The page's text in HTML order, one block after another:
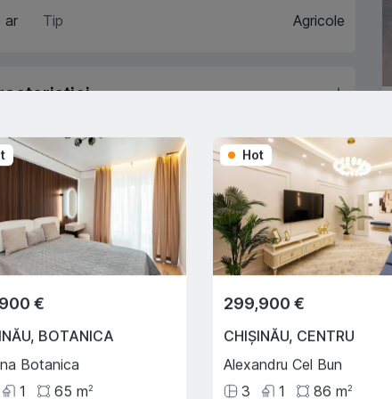
ar Tip Agricole
Trade-In
Cu ajutorului programului
cumpărați acest apartament în
creditului ipotecar
Deplasarea cu transportul
€
, BOTANICA
Botanica
1 65 m2
Hot
299,900 €
CHIȘINĂU, CENTRU
Alexandru Cel Bun
3
1 86 m2